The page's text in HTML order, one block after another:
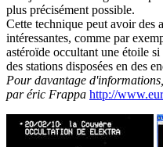
plus précisément possible.
Cette technique peut avoir des
intéressantes, comme par
astéroïde occultant une étoile
des stations disposées en des
Pour davantage
par éric Frappa http://